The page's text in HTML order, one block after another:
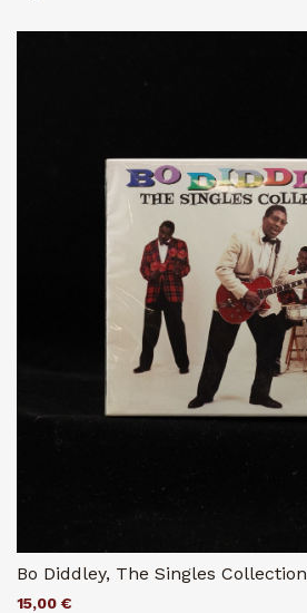
Bo Diddley, The Singles Collection
15,00 €